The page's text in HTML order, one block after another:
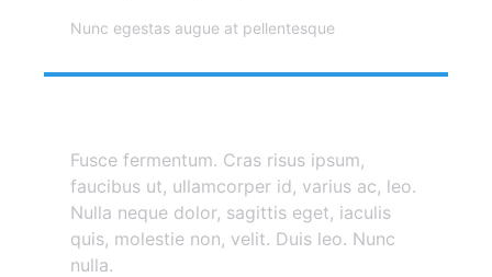
Nunc egestas augue at pellentesque
Fusce fermentum. Cras risus ipsum,
faucibus ut, ullamcorper id, varius ac, leo.
Nulla neque dolor, sagittis eget, iaculis
quis, molestie non, velit. Duis leo. Nunc
nulla.